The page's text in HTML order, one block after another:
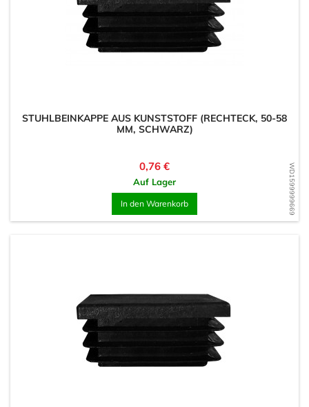
WD1599999669
STUHLBEINKAPPE AUS KUNSTSTOFF (RECHTECK, 50-58
MM, SCHWARZ)
Preis
0,76 €
Auf Lager
In den Warenkorb